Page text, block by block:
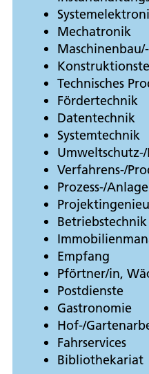
Mechatronik
Technisches
Fördertechnik
Datentechnik
Systemtechnik
Verfahrens-/
Prozess-/
Betriebstechnik
Empfang
Pförtner/in,
Postdienste
Gastronomie
Hof-/
Fahrservices
Bibliothekariat